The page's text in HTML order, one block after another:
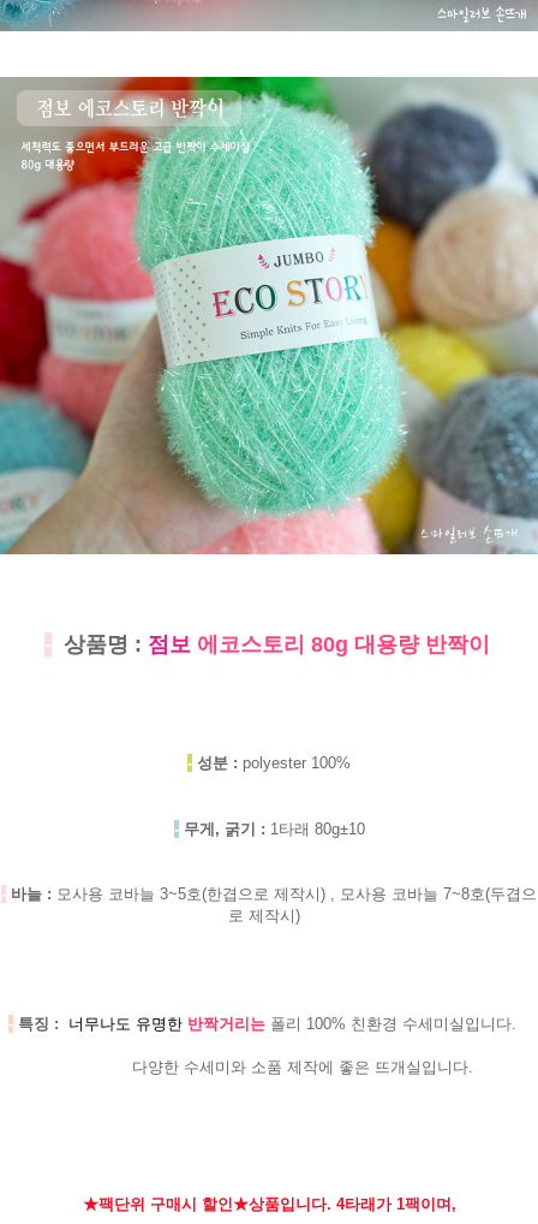
- 상품명 : 점보 에코스토리 80g 대용량 반짝이
- 성분 : polyester 100%
- 무게, 굵기 : 1타래 80g±10
- 바늘 : 모사용 코바늘 3~5호(한겹으로 제작시) , 모사용 코바늘 7~8호(두겹으
로 제작시)
- 특징 : 너무나도 유명한 반짝거리는 폴리 100% 친환경 수세미실입니다.
다양한 수세미와 소품 제작에 좋은 뜨개실입니다.
★팩단위 구매시 할인★상품입니다. 4타래가 1팩이며,